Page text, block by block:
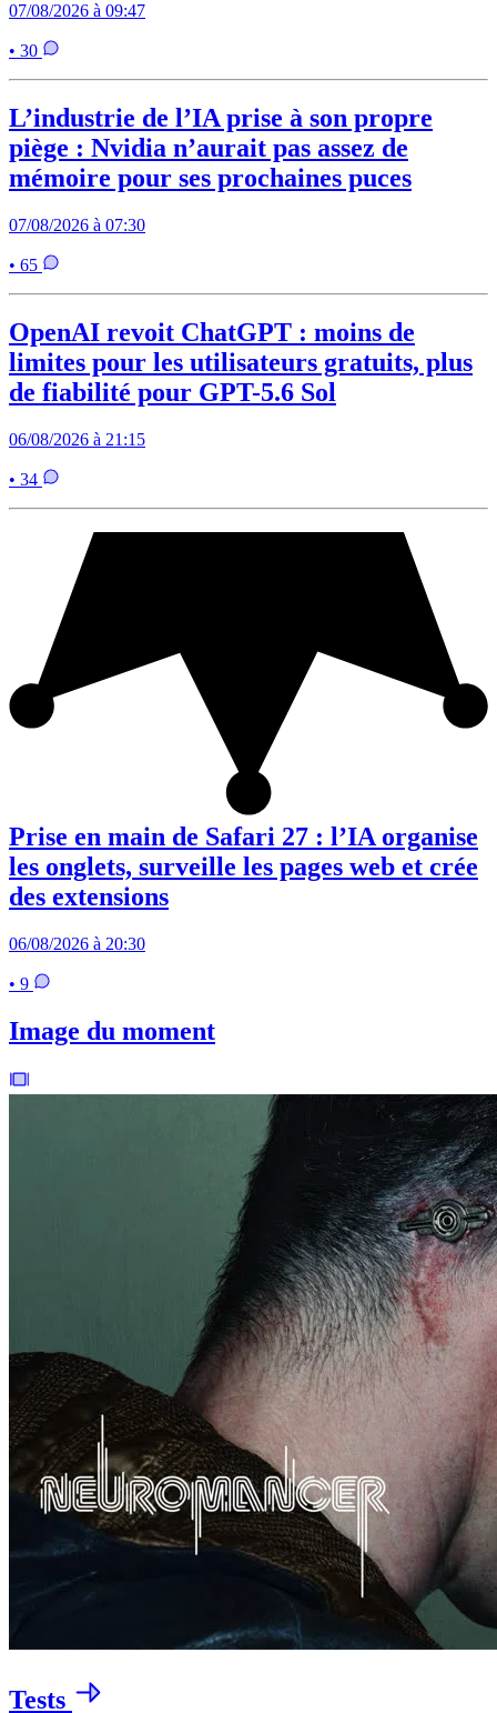
07/08/2026 à 09:47
• 30
L’industrie de l’IA prise à son propre
piège : Nvidia n’aurait pas assez de
mémoire pour ses prochaines puces
07/08/2026 à 07:30
• 65
OpenAI revoit ChatGPT : moins de
limites pour les utilisateurs gratuits, plus
de fiabilité pour GPT-5.6 Sol
06/08/2026 à 21:15
• 34
Prise en main de Safari 27 : l’IA organise
les onglets, surveille les pages web et crée
des extensions
06/08/2026 à 20:30
• 9
Image du moment
Tests